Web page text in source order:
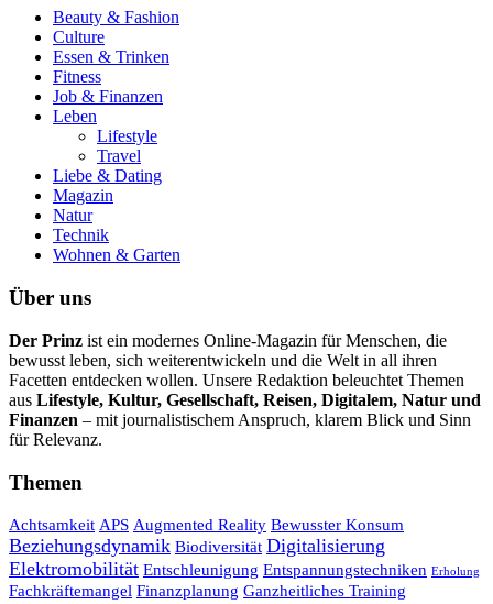
Beauty & Fashion
Culture
Essen & Trinken
Fitness
Job & Finanzen
Leben
Lifestyle
Travel
Liebe & Dating
Magazin
Natur
Technik
Wohnen & Garten
Über uns
Der Prinz ist ein modernes Online-Magazin für Menschen, die
bewusst leben, sich weiterentwickeln und die Welt in all ihren
Facetten entdecken wollen. Unsere Redaktion beleuchtet Themen
aus Lifestyle, Kultur, Gesellschaft, Reisen, Digitalem, Natur und
Finanzen – mit journalistischem Anspruch, klarem Blick und Sinn
für Relevanz.
Themen
Achtsamkeit APS Augmented Reality Bewusster Konsum
Beziehungsdynamik Biodiversität Digitalisierung
Elektromobilität Entschleunigung Entspannungstechniken Erholung
Fachkräftemangel Finanzplanung Ganzheitliches Training